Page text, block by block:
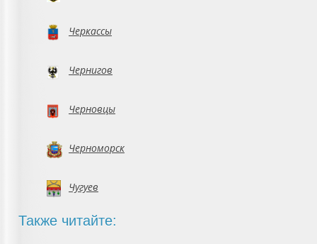
Черкассы
Чернигов
Черновцы
Черноморск
Чугуев
Также читайте: